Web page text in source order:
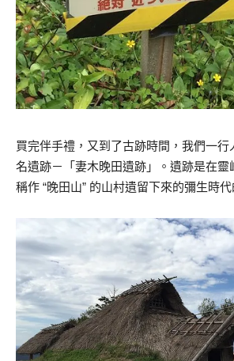
買完伴手禮，又到了古跡時間，我們一行
名遺跡－「妻木晚田遺跡」。遺跡是在靈
稱作 “晚田山” 的山村遺留下來的彌生時代